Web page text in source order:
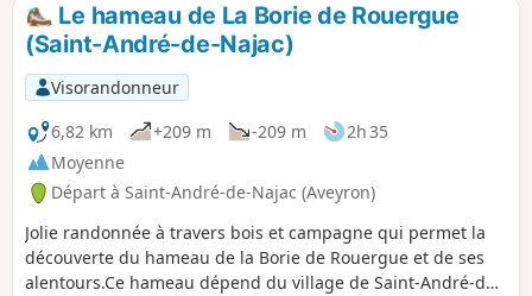
Le hameau de La Borie de Rouergue
(Saint-André-de-Najac)
Visorandonneur
6,82 km
+209 m -209 m
2h 35
Moyenne
Départ à Saint-André-de-Najac (Aveyron)
Jolie randonnée à travers bois et campagne qui permet la
découverte du hameau de la Borie de Rouergue et de ses
alentours.Ce hameau dépend du village de Saint-André-de-